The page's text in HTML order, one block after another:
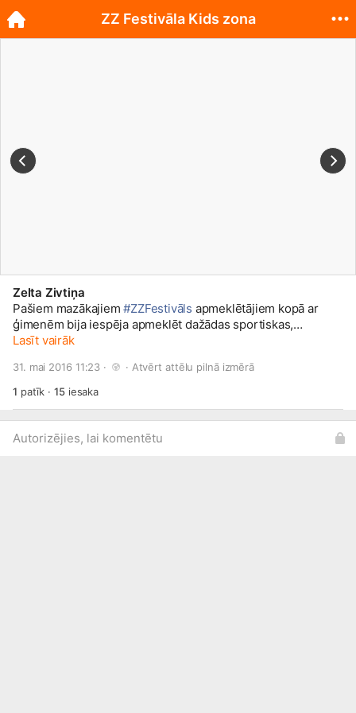
Zelta Zivtiņa
Pašiem mazākajiem#ZZFestivāls apmeklētājiem kopā ar
ģimenēm bija iespēja apmeklēt dažādas sportiskas,
izglītojošas aktivitātes un radošās darbnīcas. Apskati
pieejamas šeit:http://bit.ly/1O0ZBJX
Lasīt vairāk
31. mai 2016 11:23 · · Atvērt attēlu pilnā izmērā
1 patīk ·15iesaka
Autorizējies, lai komentētu
ZZ Festivāla Kids zona